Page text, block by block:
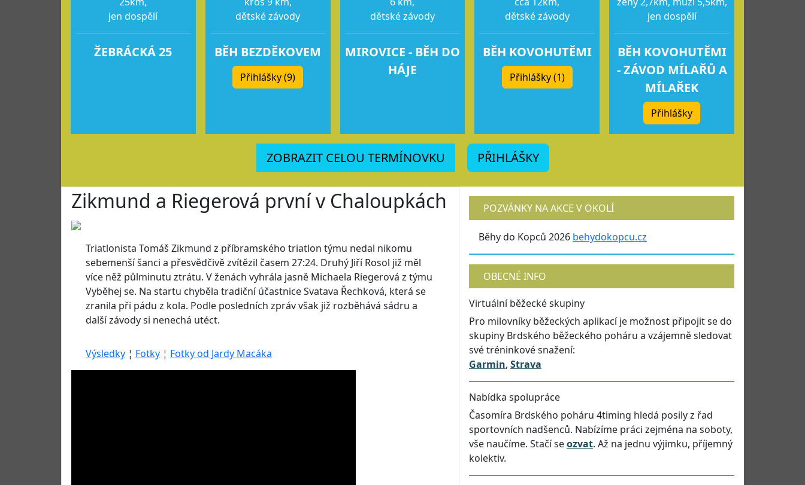
jen dospělí
ŽEBRÁCKÁ 25
dětské závody
BĚH BEZDĚKOVEM
Přihlášky (9)
dětské závody
MIROVICE - BĚH DO
HÁJE
dětské závody
BĚH KOVOHUTĚMI
Přihlášky (1)
jen dospělí
BĚH KOVOHUTĚMI
- ZÁVOD MÍLAŘŮ A
MÍLAŘEK
Přihlášky
ZOBRAZIT CELOU TERMÍNOVKU PŘIHLÁŠKY
Zikmund a Riegerová první v Chaloupkách
Triatlonista Tomáš Zikmund z příbramského triatlon týmu nedal nikomu
sebemenší šanci a přesvědčivě zvítězil časem 27:24. Druhý Jiří Rosol již měl
více něž půlminutu ztrátu. V ženách vyhrála jasně Michaela Riegerová z týmu
Vyběhej se. Na startu chyběla tradiční účastnice Svatava Řechková, která se
zranila při pádu z kola. Podle posledních zpráv však již rozběhává sádru a
další závody si nenechá utéct.
Výsledky ¦ Fotky ¦ Fotky od Jardy Macáka
POZVÁNKY NA AKCE V OKOLÍ
Běhy do Kopců 2026 behydokopcu.cz
OBECNÉ INFO
Virtuální běžecké skupiny
Pro milovníky běžeckých aplikací je možnost připojit se do
skupiny Brdského běžeckého poháru a vzájemně sledovat
své tréninkové snažení:
Garmin, Strava
Nabídka spolupráce
Časomíra Brdského poháru 4timing hledá posily z řad
sportovních nadšenců. Nabízíme práci zejména na soboty,
vše naučíme. Stačí seozvat. Až na jednu výjimku, příjemný
kolektiv.